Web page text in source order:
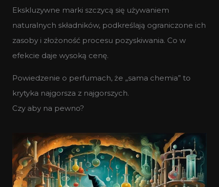
Ekskluzywne marki szczycą się używaniem
naturalnych składników, podkreślają ograniczone ich
zasoby i złożoność procesu pozyskiwania. Co w
efekcie daje wysoką cenę.
Powiedzenie o perfumach, że „sama chemia” to
krytyka najgorsza z najgorszych.
Czy aby na pewno?